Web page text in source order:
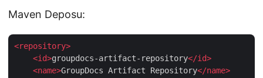
Maven Deposu:
<repository>
<id>groupdocs-artifact-repository</id>
<name>GroupDocs Artifact Repository</name>